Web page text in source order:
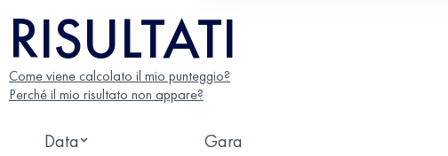
RISULTATI
Come viene calcolato il mio punteggio?
Perché il mio risultato non appare?
Data Gara